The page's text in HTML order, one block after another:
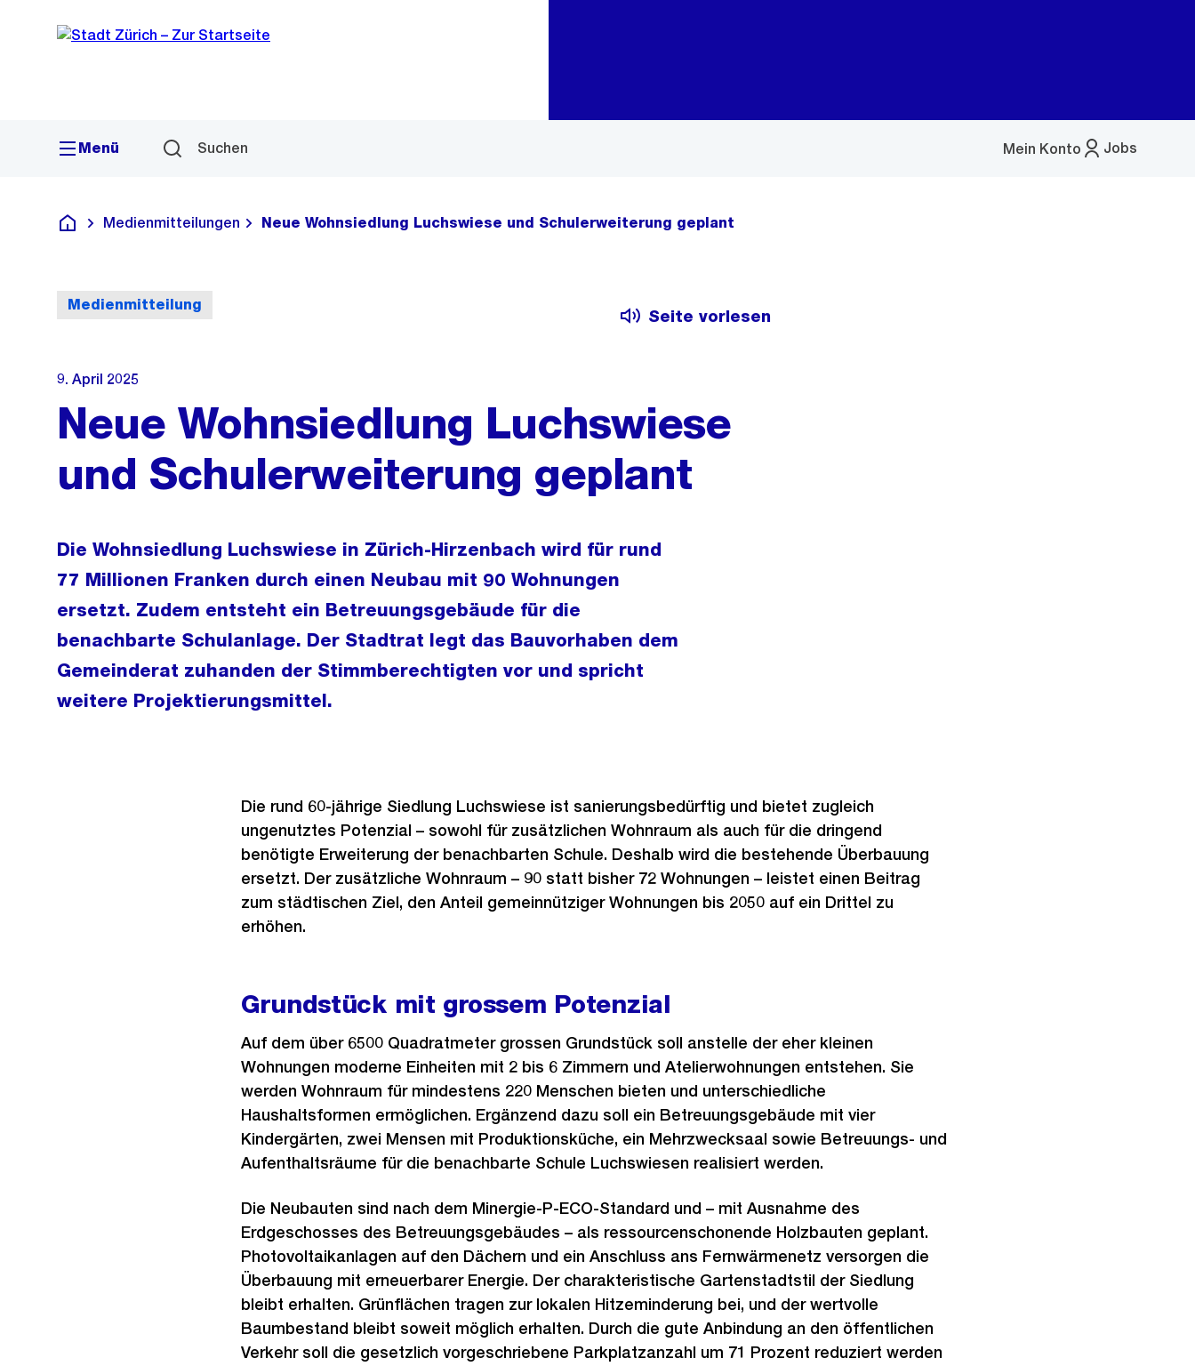
Navigation
Sprunglink
Menü Suchen Jobs
Mein Konto
Menü
Deutsch
Medienmitteilungen Neue Wohnsiedlung Luchswiese und Schulerweiterung geplant
Medienmitteilung
Seite vorlesen
9. April 2025
Neue Wohnsiedlung Luchswiese
und Schulerweiterung geplant
Die Wohnsiedlung Luchswiese in Zürich-Hirzenbach wird für rund
77 Millionen Franken durch einen Neubau mit 90 Wohnungen
ersetzt. Zudem entsteht ein Betreuungsgebäude für die
benachbarte Schulanlage. Der Stadtrat legt das Bauvorhaben dem
Gemeinderat zuhanden der Stimmberechtigten vor und spricht
weitere Projektierungsmittel.
Die rund 60-jährige Siedlung Luchswiese ist sanierungsbedürftig und bietet zugleich
ungenutztes Potenzial – sowohl für zusätzlichen Wohnraum als auch für die dringend
benötigte Erweiterung der benachbarten Schule. Deshalb wird die bestehende Überbauung
ersetzt. Der zusätzliche Wohnraum – 90 statt bisher 72 Wohnungen – leistet einen Beitrag
zum städtischen Ziel, den Anteil gemeinnütziger Wohnungen bis 2050 auf ein Drittel zu
erhöhen.
Grundstück mit grossem Potenzial
Auf dem über 6500 Quadratmeter grossen Grundstück soll anstelle der eher kleinen
Wohnungen moderne Einheiten mit 2 bis 6 Zimmern und Atelierwohnungen entstehen. Sie
werden Wohnraum für mindestens 220 Menschen bieten und unterschiedliche
Haushaltsformen ermöglichen. Ergänzend dazu soll ein Betreuungsgebäude mit vier
Kindergärten, zwei Mensen mit Produktionsküche, ein Mehrzwecksaal sowie Betreuungs- und
Aufenthaltsräume für die benachbarte Schule Luchswiesen realisiert werden.
Die Neubauten sind nach dem Minergie-P-ECO-Standard und – mit Ausnahme des
Erdgeschosses des Betreuungsgebäudes – als ressourcenschonende Holzbauten geplant.
Photovoltaikanlagen auf den Dächern und ein Anschluss ans Fernwärmenetz versorgen die
Überbauung mit erneuerbarer Energie. Der charakteristische Gartenstadtstil der Siedlung
bleibt erhalten. Grünflächen tragen zur lokalen Hitzeminderung bei, und der wertvolle
Baumbestand bleibt soweit möglich erhalten. Durch die gute Anbindung an den öffentlichen
Verkehr soll die gesetzlich vorgeschriebene Parkplatzanzahl um 71 Prozent reduziert werden